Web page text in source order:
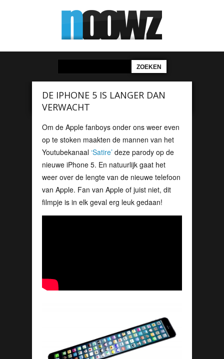
DE IPHONE 5 IS LANGER DAN
VERWACHT
Om de Apple fanboys onder ons weer even
op te stoken maakten de mannen van het
Youtubekanaal ‘Satire’ deze parody op de
nieuwe iPhone 5. En natuurlijk gaat het
weer over de lengte van de nieuwe telefoon
van Apple. Fan van Apple of juist niet, dit
filmpje is in elk geval erg leuk gedaan!